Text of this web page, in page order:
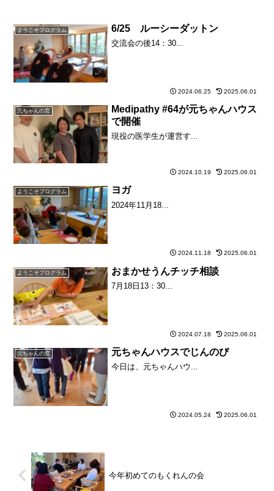
ようこそプログラム 6/25 ルーシーダットン
交流会の後14：30...
2024.06.25 2025.06.01
元ちゃんの窓
Medipathy #64が元ちゃんハウス
で開催
現役の医学生が運営す...
2024.10.19 2025.06.01
ようこそプログラム ヨガ
2024年11月18...
2024.11.18 2025.06.01
ようこそプログラム おまかせうんチッチ相談
7月18日13：30...
2024.07.18 2025.06.01
元ちゃんの窓 元ちゃんハウスでじんのび
今日は、元ちゃんハウ...
2024.05.24 2025.06.01
今年初めてのもくれんの会